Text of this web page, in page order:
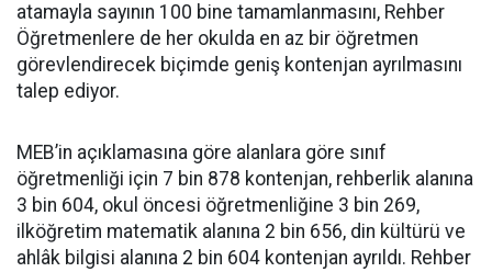
atamayla sayının 100 bine tamamlanmasını, Rehber
Öğretmenlere de her okulda en az bir öğretmen
görevlendirecek biçimde geniş kontenjan ayrılmasını
talep ediyor.
MEB’in açıklamasına göre alanlara göre sınıf
öğretmenliği için 7 bin 878 kontenjan, rehberlik alanına
3 bin 604, okul öncesi öğretmenliğine 3 bin 269,
ilköğretim matematik alanına 2 bin 656, din kültürü ve
ahlâk bilgisi alanına 2 bin 604 kontenjan ayrıldı. Rehber